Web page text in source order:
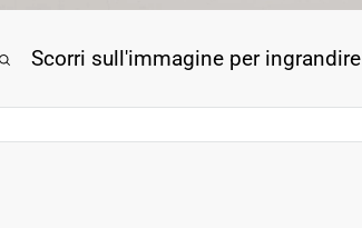
Scorri sull'immagine per ingrandire